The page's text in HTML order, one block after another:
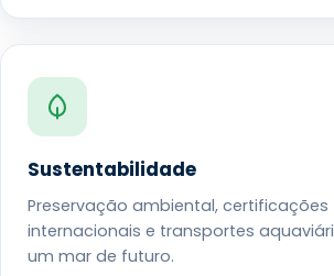
Sustentabilidade
Preservação ambiental, certificações
internacionais e transportes
um mar de futuro.